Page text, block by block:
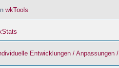
wkTools
Entwicklungen / Anpassungen /